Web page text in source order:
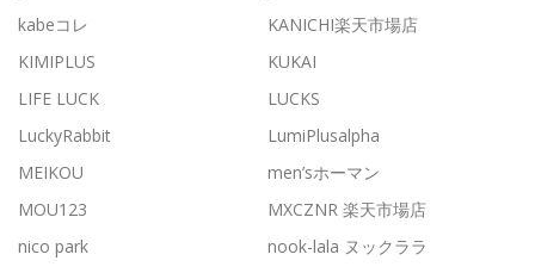
kabeコレ
KANICHI楽天市場店
KIMIPLUS
KUKAI
LIFE LUCK
LUCKS
LuckyRabbit
LumiPlusalpha
MEIKOU
men’sホーマン
MOU123
MXCZNR 楽天市場店
nico park
nook-lala ヌックララ